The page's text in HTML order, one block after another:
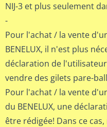
NIJ-3 et plus seulement
-
Pour l'achat / la vente
BENELUX, il n'est plus
déclaration de
vendre des gilets pare-
Pour l'achat / la vente
du BENELUX, une
être rédigée! Dans ce